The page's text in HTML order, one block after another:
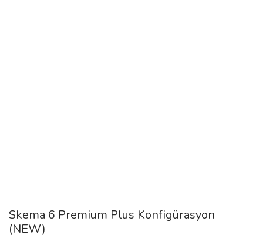
Skema 6 Premium Plus Konfigürasyon
(NEW)